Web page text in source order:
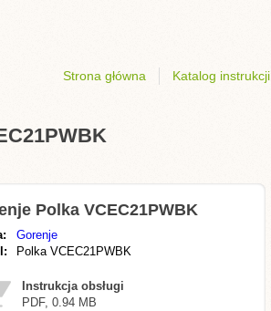
Strona główna Katalog instrukcji
Polka VCEC21PWBK
Gorenje
Polka VCEC21PWBK
Instrukcja obsługi
PDF, 0.94 MB